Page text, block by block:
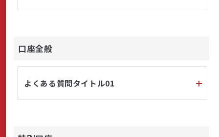
採用情報
サステナビリティ
よくあるご質問はこちら
口座全般
よくある質問タイトル01